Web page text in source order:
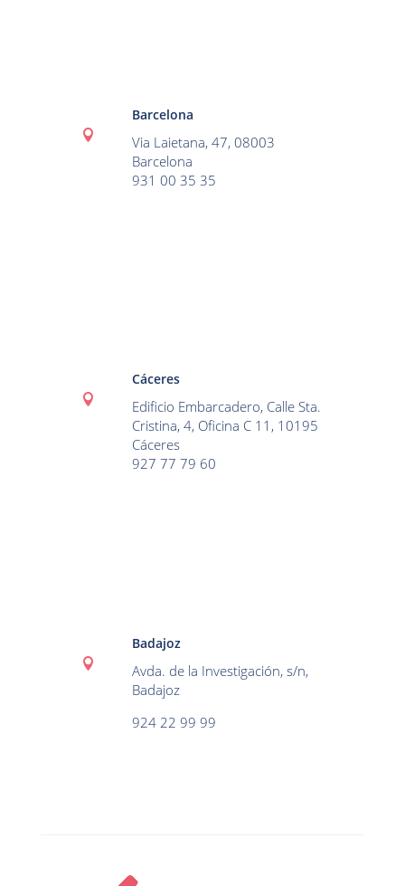

Barcelona
Via Laietana, 47, 08003
Barcelona
931 00 35 35

Cáceres
Edificio Embarcadero, Calle Sta.
Cristina, 4, Oficina C 11, 10195
Cáceres
927 77 79 60

Badajoz
Avda. de la Investigación, s/n,
Badajoz
924 22 99 99